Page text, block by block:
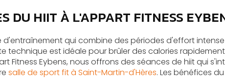
DU HIIT À L'APPART FITNESS
qui combine des périodes d'effort
technique est idéale pour brûler des calories
Fitness Eybens, nous offrons des séances de hiit qui
salle de sport fit à Saint-Martin-d'Hères. Les bénéfices